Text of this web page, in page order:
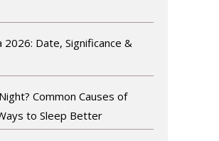
2026: Date, Significance &
Common Causes of
to Sleep Better